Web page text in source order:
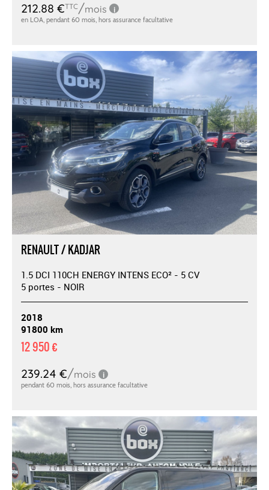
RENAULT / KADJAR
1.5 DCI 110CH ENERGY INTENS ECO² - 5 CV
5 portes - NOIR
2018
91800 km
12 950 €